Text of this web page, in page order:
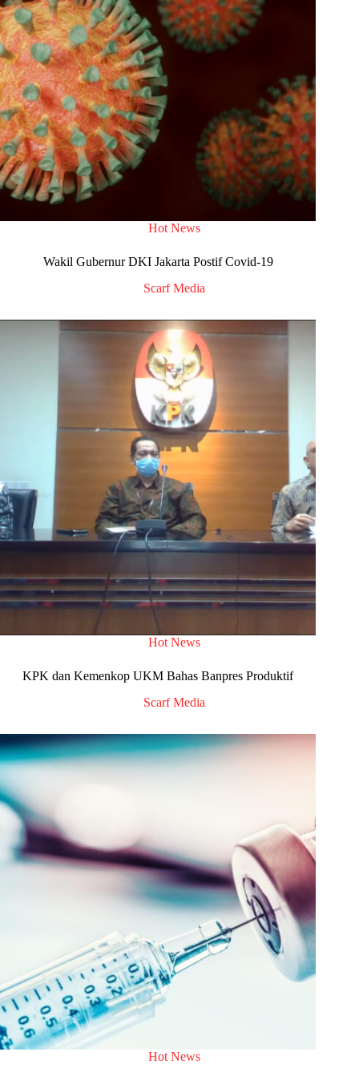
Hot News
Wakil Gubernur DKI Jakarta Postif Covid-19
Scarf Media
Hot News
KPK dan Kemenkop UKM Bahas Banpres Produktif
Scarf Media
Hot News